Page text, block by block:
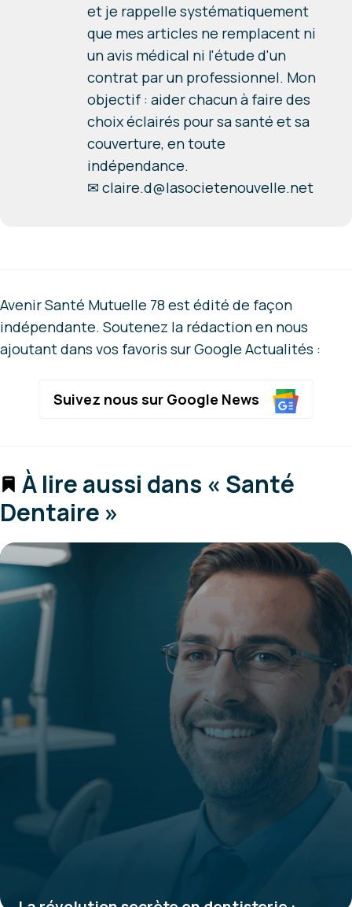
et je rappelle systématiquement
que mes articles ne remplacent ni
un avis médical ni l'étude d'un
contrat par un professionnel. Mon
objectif : aider chacun à faire des
choix éclairés pour sa santé et sa
couverture, en toute
indépendance.
✉ claire.d@lasocietenouvelle.net
Avenir Santé Mutuelle 78 est édité de façon
indépendante. Soutenez la rédaction en nous
ajoutant dans vos favoris sur Google Actualités :
Suivez nous sur Google News
À lire aussi dans « Santé
Dentaire »